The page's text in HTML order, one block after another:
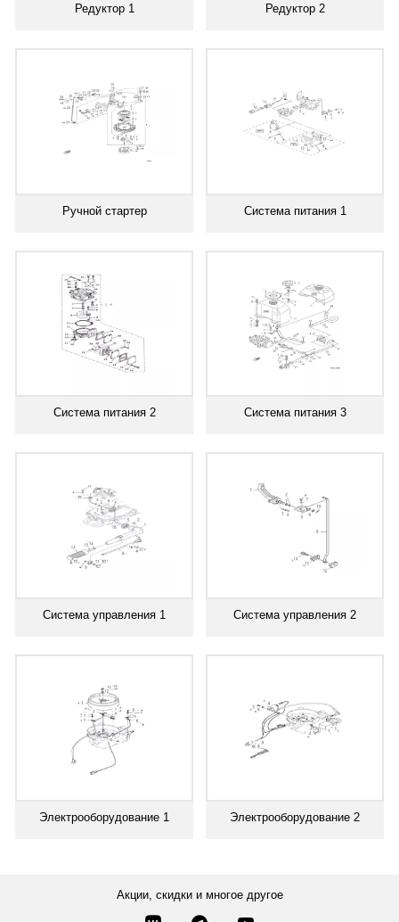
Редуктор 1 Редуктор 2
Ручной стартер Система питания 1
Система питания 2 Система питания 3
Система управления 1 Система управления 2
Электрооборудование 1 Электрооборудование 2
Акции, скидки и многое другое